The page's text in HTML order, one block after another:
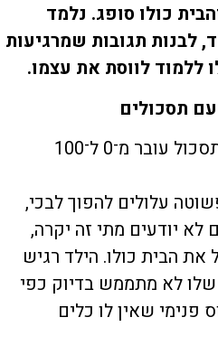
כולו סופג. נלמד
לבנות תגובות שמרגיעות
ללמוד לווסת את עצמו.
עם תסכולים
הילד מתפרץ מכל דבר? התסכול עובר מ־0 ל־100
עלולים להפוך לבכי,
יודעים מתי זה יקרה,
הבית כולו. הילד רגיש
שלו לא מתממש בדיוק כפי
פנימי שאין לו כלים